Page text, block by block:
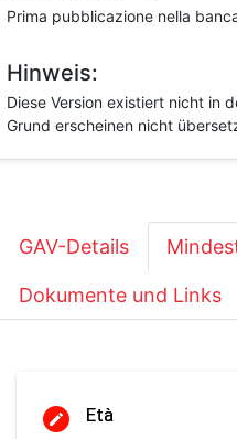
Prima pubblicazione nella
Hinweis:
Diese Version existiert nicht in
Grund erscheinen nicht
GAV-Details
Dokumente und Links
Età